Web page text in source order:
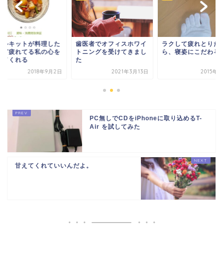
ルキットが料理した
ど疲れてる私の心を
てくれる
2018年9月2日
歯医者でオフィスホワイ
トニングを受けてきまし
た
2021年3月13日
ラクして疲れとりた
ら、寝姿にこだわ
2015年5
PC無しでCDをiPhoneに取り込めるT-
Air を試してみた
甘えてくれていいんだよ。